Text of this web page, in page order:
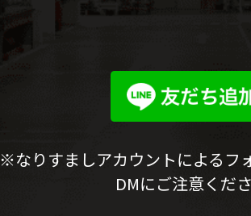
※なりすましアカウントによるフ
DMにご注意くだ